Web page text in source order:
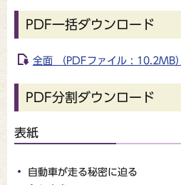
PDF一括ダウンロード
全面 （PDFファイル : 10.2MB）
PDF分割ダウンロード
表紙
自動車が走る秘密に迫る